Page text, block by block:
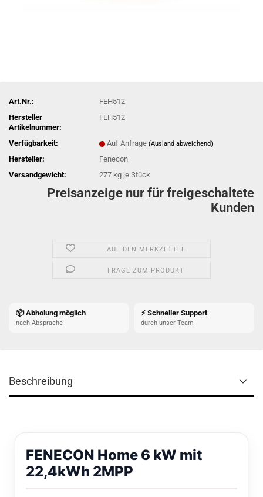
Art.Nr.:
FEH512
Hersteller
Artikelnummer:
FEH512
Verfügbarkeit: Auf Anfrage (Ausland abweichend)
Hersteller:
Fenecon
Versandgewicht:
277 kg je Stück
Preisanzeige nur für freigeschaltete
Kunden
AUF DEN MERKZETTEL
FRAGE ZUM PRODUKT
📦 Abholung möglich
nach Absprache
⚡ Schneller Support
durch unser Team
Beschreibung
FENECON Home 6 kW mit
22,4kWh 2MPP